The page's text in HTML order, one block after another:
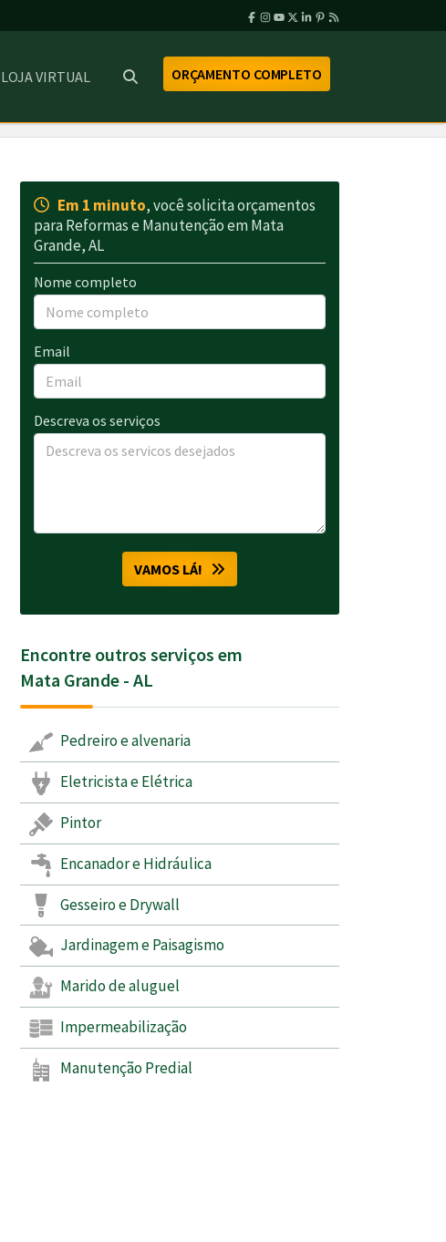
LOJA VIRTUAL ORÇAMENTO COMPLETO
Em 1 minuto, você solicita orçamentos
para Reformas e Manutenção em Mata
Grande, AL
Nome completo
Email
Descreva os serviços
VAMOS LÁ!
Encontre outros serviços em
Mata Grande - AL
Pedreiro e alvenaria
Eletricista e Elétrica
Pintor
Encanador e Hidráulica
Gesseiro e Drywall
Jardinagem e Paisagismo
Marido de aluguel
Impermeabilização
Manutenção Predial